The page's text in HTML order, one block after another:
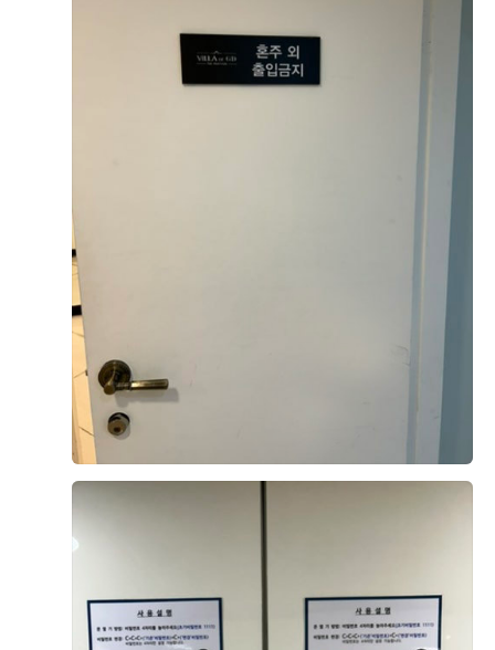
웨딩홀 계약 후 본식이 있는 달에 일부러 시식 예약을 하고
방문했습니다. 시식은 첫 예식 시간 기준으로 예약이 가능
했고, 도착하니 자리도 미리 깔끔하게 세팅되어 있어 첫인
상부터 좋았습니다. 음식은 중식, 한식, 일식, 디저트까지
구역별로 정갈하게 나뉘어 있었고, 전체적으로 음식이 따
뜻하게 준비되어 있어 맛과 퀄리티 모두 만족스러웠습니
다. 특히 양가 어른들께서도 과식하실 정도로 맛있다고 칭
찬해주셔서, 하객분들께도 부족함 없이 좋은 식사를 대접
할 수 있겠다는 확신이 들었습니다. 그래서 다시 한번 더
뢰가 갔습니다. 본식 날에도 오늘 시식 때처럼 음식의 퀄리
티가 잘 유지되어, 소중한 하객분들께 만족스러운 식사를
후기가 도움이 되었나요?
강민성, 장지영